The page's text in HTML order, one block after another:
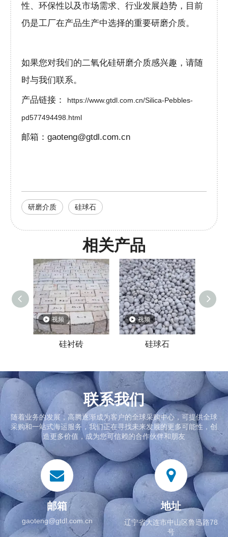
性、环保性以及市场需求、行业发展趋势，目前
仍是工厂在产品生产中选择的重要研磨介质。
如果您对我们的二氧化硅研磨介质感兴趣，请随
时与我们联系。
产品链接： https://www.gtdl.com.cn/Silica-Pebbles-
pd577494498.html
邮箱：gaoteng@gtdl.com.cn
研磨介质 硅球石
相关产品
视频
硅衬砖
视频
硅球石
联系我们
随着业务的发展，高腾逐渐成为客户的全球采购中心，可提供全球
采购和一站式海运服务，我们正在寻找未来发展的更多可能性，创
造更多价值，成为您可信赖的合作伙伴和朋友
邮箱
gaoteng@gtdl.com.cn
地址
辽宁省大连市中山区鲁迅路78
号